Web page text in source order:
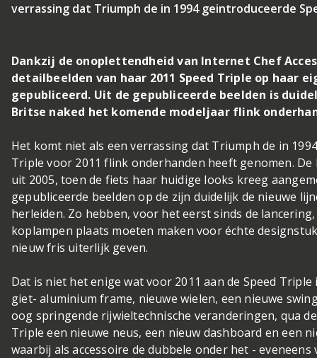
verrassing dat Triumph de in 1994 geintroduceerde
Dankzij de onoplettendheid van Internet Chef
detailbeelden van haar 2011 Speed Triple op haar
gepubliceerd. Uit de gepubliceerde beelden is
Britse naked het komende modeljaar flink
Het komt niet als een verrassing dat Triumph de in
Triple voor 2011 flink onderhanden heeft genomen.
uit 2005, toen de fiets haar huidige looks kreeg
gepubliceerde beelden op de zijn duidelijk de nieuwe
herleiden. Zo hebben, voor het eerst sinds de
koplampen plaats moeten maken voor échte
nieuw fris uiterlijk geven.
Dat is niet het enige wat voor 2011 aan de Speed
giet- aluminium frame, nieuwe wielen, een nieuwe
oog springende rijwieltechnische veranderingen, qua
Triple een nieuwe neus, een nieuw dashboard en een
waarbij als accessoire de dubbele onder het -